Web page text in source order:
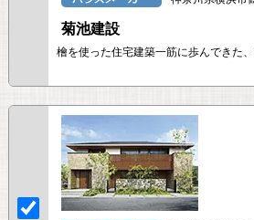
菊池建設
檜を使った住宅建築一筋に歩んできた